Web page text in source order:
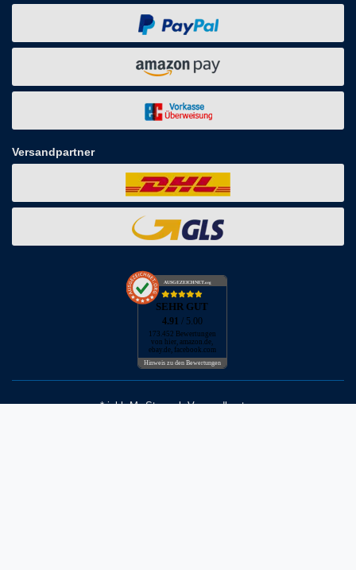
Versandpartner
AUSGEZEICHNET.org
SEHR GUT
4.91 / 5.00
173.452 Bewertungen
von hier, amazon.de,
ebay.de, facebook.com
Hinweis zu den Bewertungen
* inkl. MwSt. zzgl. Versandkosten